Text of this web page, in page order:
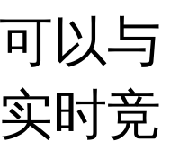
以与
时竞